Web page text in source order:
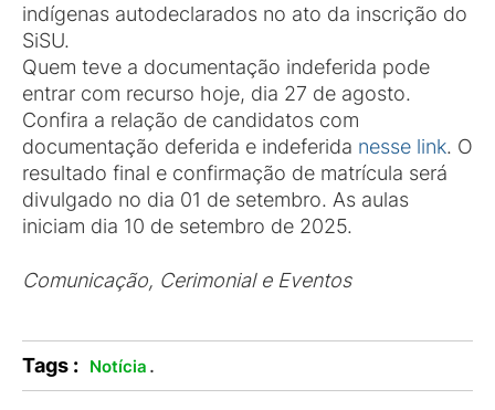
indígenas autodeclarados no ato da inscrição do
SiSU.
Quem teve a documentação indeferida pode
entrar com recurso hoje, dia 27 de agosto.
Confira a relação de candidatos com
documentação deferida e indeferida nesse link. O
resultado final e confirmação de matrícula será
divulgado no dia 01 de setembro. As aulas
iniciam dia 10 de setembro de 2025.
Comunicação, Cerimonial e Eventos
Tags : Notícia .